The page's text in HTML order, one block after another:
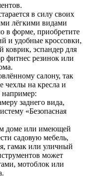
в силу своих
лёгкими видами
в форме, приобретите
и удобные кроссовки,
коврик, эспандер для
фитнес резинок или
салону, так
чехлы на кресла и
например:
заднего вида,
«Безопасная
доме или имеющей
садовую мебель,
гамак или уличный
может
мотоблок или